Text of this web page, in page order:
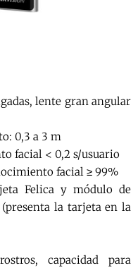
lente gran angular
0,3 a 3 m
facial < 0,2 s/usuario
facial ≥ 99%
Felica y módulo de
la tarjeta en la
capacidad para